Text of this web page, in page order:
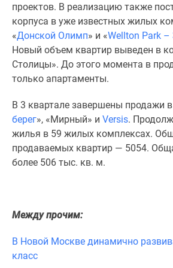
Студии
комнатные
комнатные
Квартиры
карте
Ипотечный
калькулятор
ипотека
программы
проектов. В реализацию также
корпуса в уже известных жилых
«Донской Олимп» и «Wellton Park
Новый объем квартир выведен в
Столицы». До этого момента в
только апартаменты.
В 3 квартале завершены продажи
берег», «Мирный» и Versis.
жилья в 59 жилых комплексах.
продаваемых квартир — 5054.
более 506 тыс. кв. м.
Между прочим:
В Новой Москве динамично
класс